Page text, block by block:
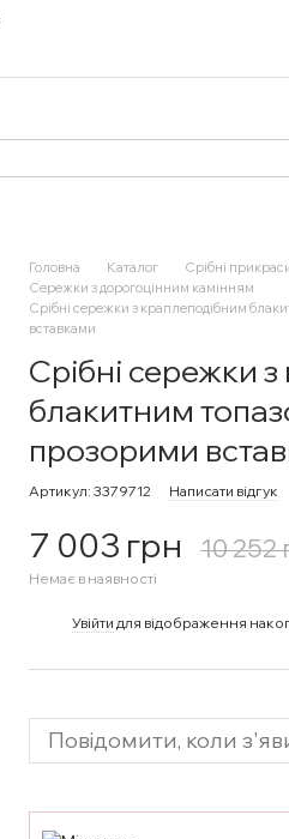
Головна Каталог Срібні
Сережки з дорогоцінним камінням
Срібні сережки з краплеподібним
вставками
Срібні сережки
блакитним
прозорими
Артикул: 3379712 Написати відгук
7 003 грн 10 252
Немає в наявності
Увійти для відображення
Повідомити, коли